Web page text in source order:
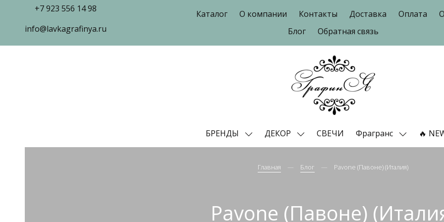
+7 923 556 14 98
info@lavkagrafinya.ru
Каталог О компании Контакты Доставка Оплата
Блог
Обратная связь
БРЕНДЫ ДЕКОР СВЕЧИ Фрагранс 🔥
Главная Блог Pavone (Павоне) (Италия)
Pavone (Павоне)